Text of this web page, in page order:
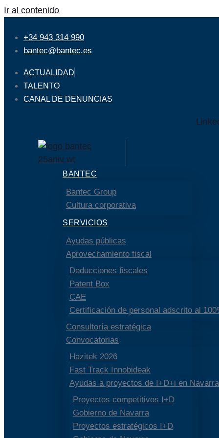
Ir al contenido
+34 943 314 990
bantec@bantec.es
ACTUALIDAD
TALENTO
CANAL DE DENUNCIAS
BANTEC
Bantec Group
Cultura corporativa
SERVICIOS
Ayudas públicas
Aprovechamiento fiscal
Deducciones fiscales
Patent Box
CAE
Certificación de personal adscrito al
Consultoría estratégica
Convocatorias
Hazitek 2026
Fast Track Innobideak
Ayudas a proyectos de I+D+i en Navarra
Proyectos competitivos I+D
Gobierno de Navarra
Proyectos estratégicos I+D